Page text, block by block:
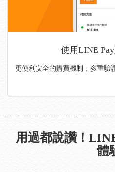
使用LINE
更便利安全的購買機制，多重驗
用過都說讚！
體